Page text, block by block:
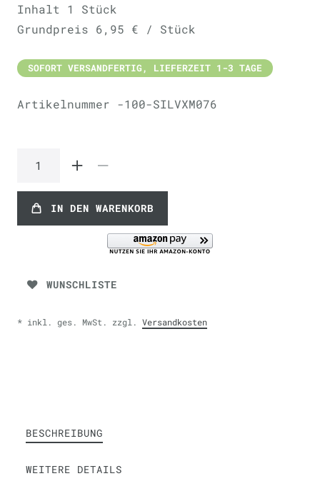
Inhalt 1 Stück
Grundpreis 6,95 € / Stück
SOFORT VERSANDFERTIG, LIEFERZEIT 1-3 TAGE
Artikelnummer -100-SILVXM076
IN DEN WARENKORB
WUNSCHLISTE
* inkl. ges. MwSt. zzgl. Versandkosten
BESCHREIBUNG
WEITERE DETAILS